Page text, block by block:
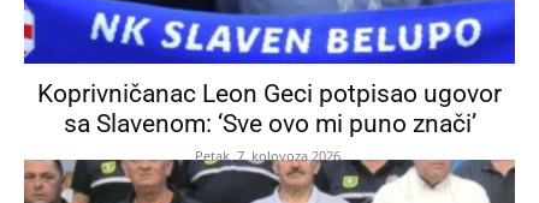
Koprivničanac Leon Geci potpisao ugovor
sa Slavenom: ‘Sve ovo mi puno znači’
Petak, 7. kolovoza 2026.